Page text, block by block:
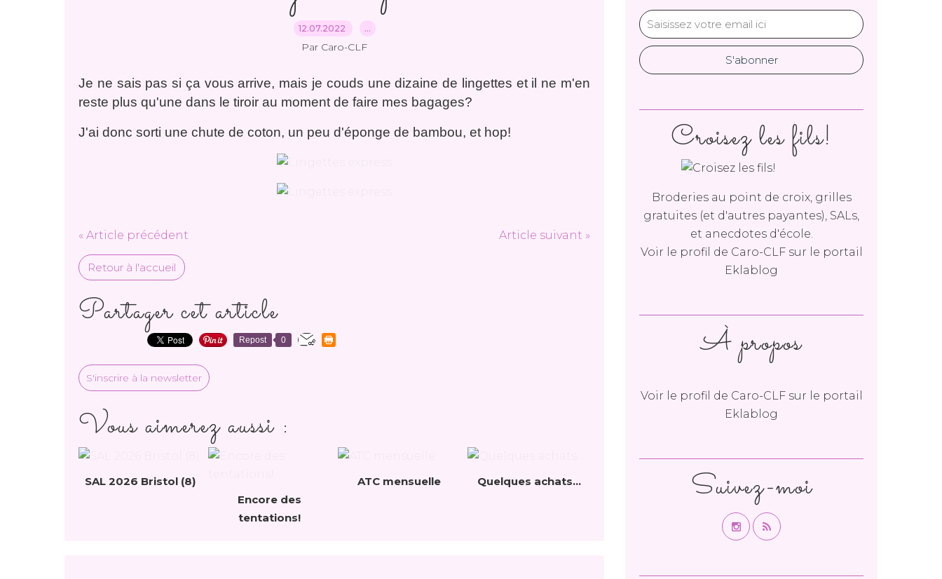
12.07.2022 …
Par Caro-CLF
Je ne sais pas si ça vous arrive, mais je couds une dizaine de lingettes et il ne m'en
reste plus qu'une dans le tiroir au moment de faire mes bagages?
J'ai donc sorti une chute de coton, un peu d'éponge de bambou, et hop!
« Article précédent Article suivant »
Retour à l'accueil
Partager cet article
Repost 0
S'inscrire à la newsletter
Vous aimerez aussi :
SAL 2026 Bristol (8)
Encore des
tentations!
ATC mensuelle Quelques achats...
Croisez les fils!
Broderies au point de croix, grilles
gratuites (et d'autres payantes), SALs,
et anecdotes d'école.
Voir le profil de Caro-CLFsur le portail
Eklablog
Suivez-moi
À propos
Voir le profil de Caro-CLFsur le portail
Eklablog